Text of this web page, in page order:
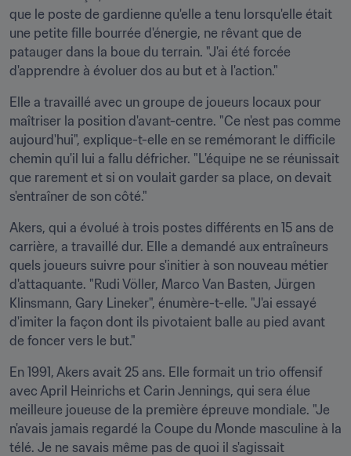
que le poste de gardienne qu'elle a tenu lorsqu'elle était
une petite fille bourrée d'énergie, ne rêvant que de
patauger dans la boue du terrain. "J'ai été forcée
d'apprendre à évoluer dos au but et à l'action."
Elle a travaillé avec un groupe de joueurs locaux pour
maîtriser la position d'avant-centre. "Ce n'est pas comme
aujourd'hui", explique-t-elle en se remémorant le difficile
chemin qu'il lui a fallu défricher. "L'équipe ne se réunissait
que rarement et si on voulait garder sa place, on devait
s'entraîner de son côté."
Akers, qui a évolué à trois postes différents en 15 ans de
carrière, a travaillé dur. Elle a demandé aux entraîneurs
quels joueurs suivre pour s'initier à son nouveau métier
d'attaquante. "Rudi Völler, Marco Van Basten, Jürgen
Klinsmann, Gary Lineker", énumère-t-elle. "J'ai essayé
d'imiter la façon dont ils pivotaient balle au pied avant
de foncer vers le but."
En 1991, Akers avait 25 ans. Elle formait un trio offensif
avec April Heinrichs et Carin Jennings, qui sera élue
meilleure joueuse de la première épreuve mondiale. "Je
n'avais jamais regardé la Coupe du Monde masculine à la
télé. Je ne savais même pas de quoi il s'agissait